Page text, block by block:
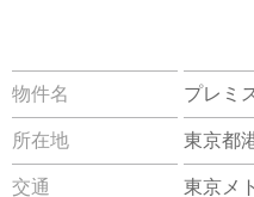
物件名 プレミ
所在地 東京都
交通
東京メ